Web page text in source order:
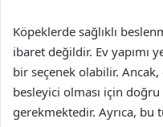
Köpeklerde sağlıklı
ibaret değildir. Ev yapımı
bir seçenek olabilir.
besleyici olması için
gerekmektedir. Ayrıca, bu